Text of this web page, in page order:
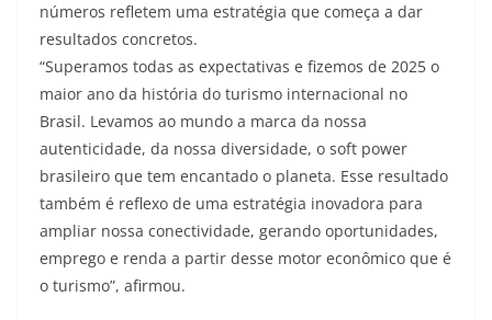
números refletem uma estratégia que começa a dar
resultados concretos.
“Superamos todas as expectativas e fizemos de 2025 o
maior ano da história do turismo internacional no
Brasil. Levamos ao mundo a marca da nossa
autenticidade, da nossa diversidade, o soft power
brasileiro que tem encantado o planeta. Esse resultado
também é reflexo de uma estratégia inovadora para
ampliar nossa conectividade, gerando oportunidades,
emprego e renda a partir desse motor econômico que é
o turismo”, afirmou.